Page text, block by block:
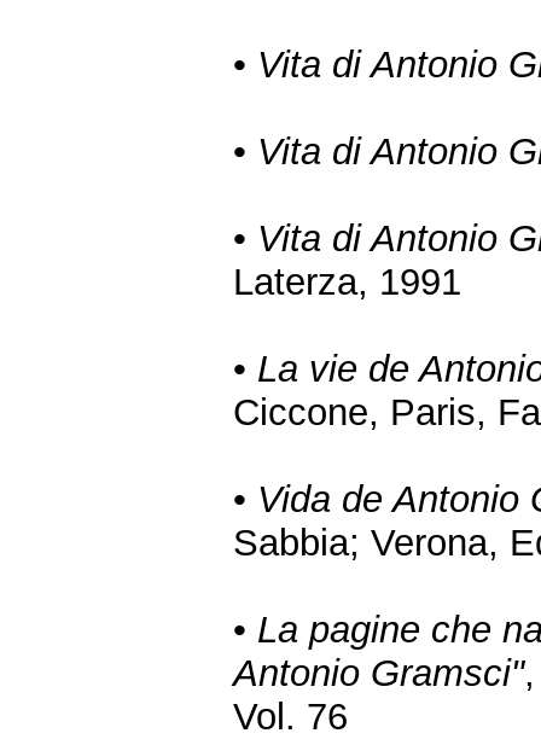
• Vita di Antonio
• Vita di Antonio
• Vita di Antonio
Laterza, 1991
• La vie de
Ciccone, Paris,
• Vida de Antonio
Sabbia; Verona,
• La pagine che
Antonio Gramsci"
Vol. 76